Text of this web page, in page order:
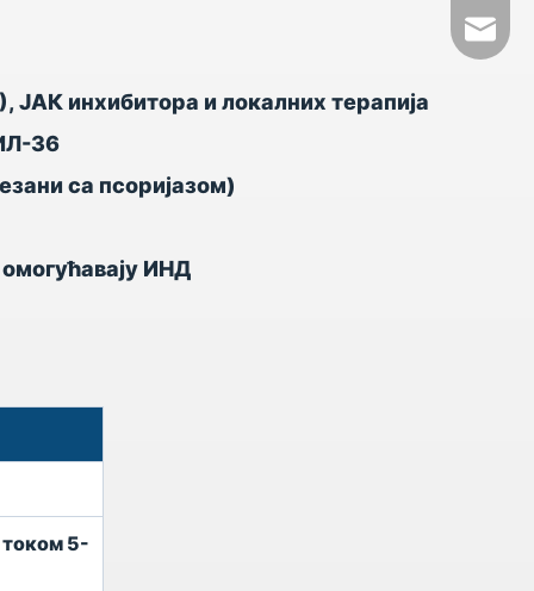
инхибитора и локалних терапија
36
са псоријазом)
ИНД
5-
+86-